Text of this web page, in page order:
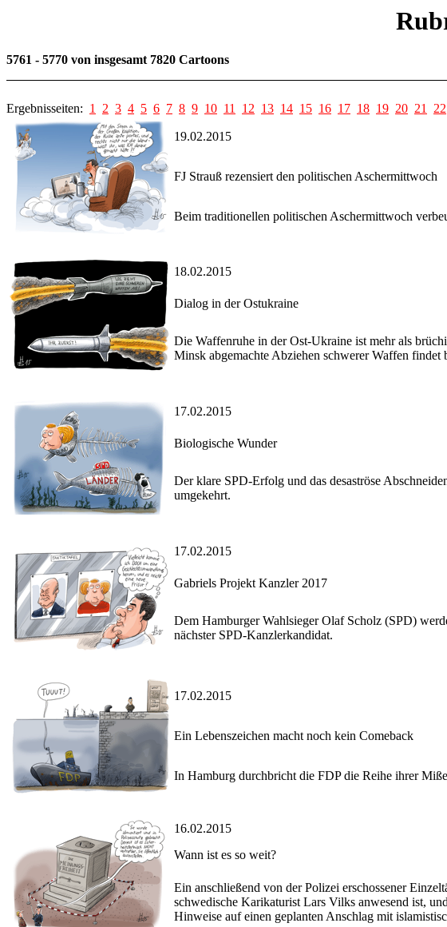
5761 - 5770 von insgesamt 7820 Cartoons
Ergebnisseiten: 1 2 3 4 5 6 7 8 9 10 11 12 13 14 15 16 17 18 19 20 21 22
19.02.2015
FJ Strauß rezensiert den politischen Aschermittwoch
Beim traditionellen politischen Aschermittwoch
18.02.2015
Dialog in der Ostukraine
Die Waffenruhe in der Ost-Ukraine ist mehr als
Minsk abgemachte Abziehen schwerer Waffen findet
17.02.2015
Biologische Wunder
Der klare SPD-Erfolg und das desaströse
umgekehrt.
17.02.2015
Gabriels Projekt Kanzler 2017
Dem Hamburger Wahlsieger Olaf Scholz (SPD)
nächster SPD-Kanzlerkandidat.
17.02.2015
Ein Lebenszeichen macht noch kein Comeback
In Hamburg durchbricht die FDP die Reihe ihrer
16.02.2015
Wann ist es so weit?
Ein anschließend von der Polizei erschossener
schwedische Karikaturist Lars Vilks anwesend ist,
Hinweise auf einen geplanten Anschlag mit